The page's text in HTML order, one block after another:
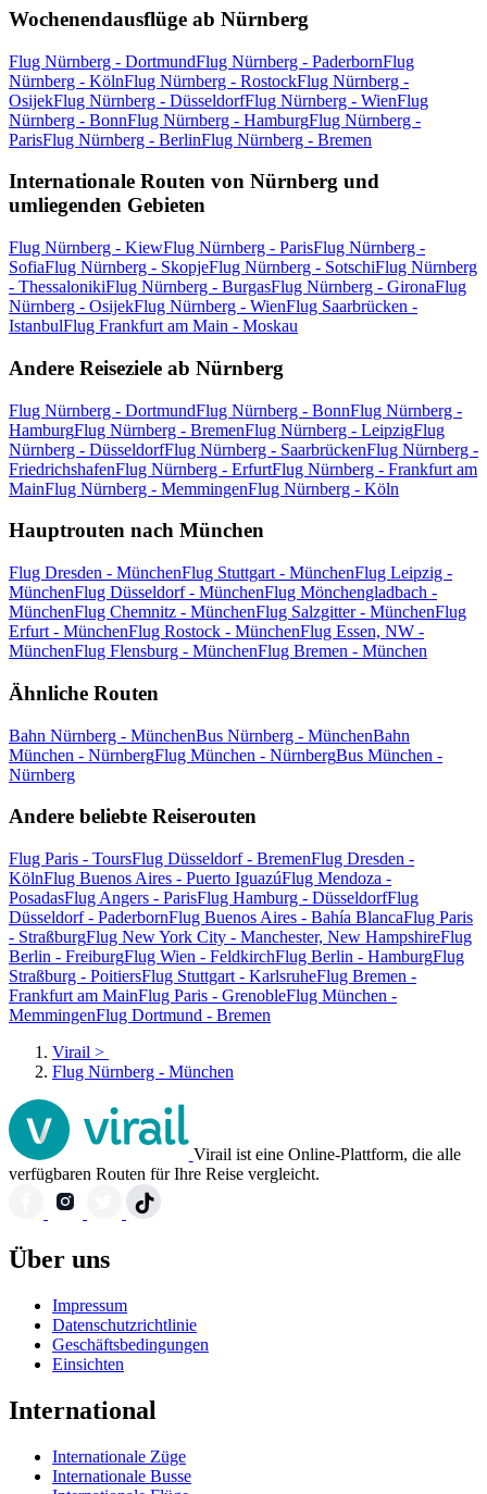
Wochenendausflüge ab Nürnberg
Flug Nürnberg - DortmundFlug Nürnberg - PaderbornFlug
Nürnberg - KölnFlug Nürnberg - RostockFlug Nürnberg -
OsijekFlug Nürnberg - DüsseldorfFlug Nürnberg - WienFlug
Nürnberg - BonnFlug Nürnberg - HamburgFlug Nürnberg -
ParisFlug Nürnberg - BerlinFlug Nürnberg - Bremen
Internationale Routen von Nürnberg und
umliegenden Gebieten
Flug Nürnberg - KiewFlug Nürnberg - ParisFlug Nürnberg -
SofiaFlug Nürnberg - SkopjeFlug Nürnberg - SotschiFlug Nürnberg
- ThessalonikiFlug Nürnberg - BurgasFlug Nürnberg - GironaFlug
Nürnberg - OsijekFlug Nürnberg - WienFlug Saarbrücken -
IstanbulFlug Frankfurt am Main - Moskau
Andere Reiseziele ab Nürnberg
Flug Nürnberg - DortmundFlug Nürnberg - BonnFlug Nürnberg -
HamburgFlug Nürnberg - BremenFlug Nürnberg - LeipzigFlug
Nürnberg - DüsseldorfFlug Nürnberg - SaarbrückenFlug Nürnberg -
FriedrichshafenFlug Nürnberg - ErfurtFlug Nürnberg - Frankfurt am
MainFlug Nürnberg - MemmingenFlug Nürnberg - Köln
Hauptrouten nach München
Flug Dresden - MünchenFlug Stuttgart - MünchenFlug Leipzig -
MünchenFlug Düsseldorf - MünchenFlug Mönchengladbach -
MünchenFlug Chemnitz - MünchenFlug Salzgitter - MünchenFlug
Erfurt - MünchenFlug Rostock - MünchenFlug Essen, NW -
MünchenFlug Flensburg - MünchenFlug Bremen - München
Ähnliche Routen
Bahn Nürnberg - MünchenBus Nürnberg - MünchenBahn
München - NürnbergFlug München - NürnbergBus München -
Nürnberg
Andere beliebte Reiserouten
Flug Paris - ToursFlug Düsseldorf - BremenFlug Dresden -
KölnFlug Buenos Aires - Puerto IguazúFlug Mendoza -
PosadasFlug Angers - ParisFlug Hamburg - DüsseldorfFlug
Düsseldorf - PaderbornFlug Buenos Aires - Bahía BlancaFlug Paris
- StraßburgFlug New York City - Manchester, New HampshireFlug
Berlin - FreiburgFlug Wien - FeldkirchFlug Berlin - HamburgFlug
Straßburg - PoitiersFlug Stuttgart - KarlsruheFlug Bremen -
Frankfurt am MainFlug Paris - GrenobleFlug München -
MemmingenFlug Dortmund - Bremen
Virail >
Flug Nürnberg - München
Virail ist eine Online-Plattform, die alle
verfügbaren Routen für Ihre Reise vergleicht.
Über uns
Impressum
Datenschutzrichtlinie
Geschäftsbedingungen
Einsichten
International
Internationale Züge
Internationale Busse